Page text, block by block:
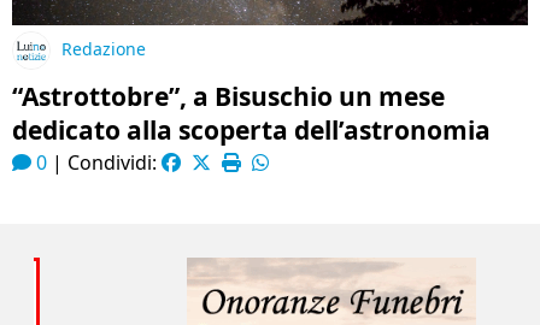
Redazione
“Astrottobre”, a Bisuschio un mese
dedicato alla scoperta dell’astronomia
0 | Condividi: